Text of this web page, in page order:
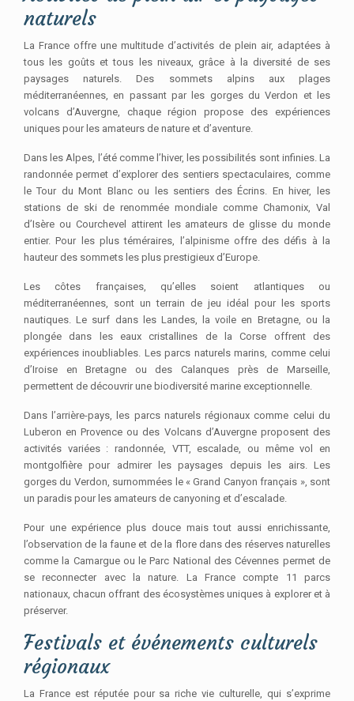
naturels
La France offre une multitude d’activités de plein air, adaptées à
tous les goûts et tous les niveaux, grâce à la diversité de ses
paysages naturels. Des sommets alpins aux plages
méditerranéennes, en passant par les gorges du Verdon et les
volcans d’Auvergne, chaque région propose des expériences
uniques pour les amateurs de nature et d’aventure.
Dans les Alpes, l’été comme l’hiver, les possibilités sont infinies. La
randonnée permet d’explorer des sentiers spectaculaires, comme
le Tour du Mont Blanc ou les sentiers des Écrins. En hiver, les
stations de ski de renommée mondiale comme Chamonix, Val
d’Isère ou Courchevel attirent les amateurs de glisse du monde
entier. Pour les plus téméraires, l’alpinisme offre des défis à la
hauteur des sommets les plus prestigieux d’Europe.
Les côtes françaises, qu’elles soient atlantiques ou
méditerranéennes, sont un terrain de jeu idéal pour les sports
nautiques. Le surf dans les Landes, la voile en Bretagne, ou la
plongée dans les eaux cristallines de la Corse offrent des
expériences inoubliables. Les parcs naturels marins, comme celui
d’Iroise en Bretagne ou des Calanques près de Marseille,
permettent de découvrir une biodiversité marine exceptionnelle.
Dans l’arrière-pays, les parcs naturels régionaux comme celui du
Luberon en Provence ou des Volcans d’Auvergne proposent des
activités variées : randonnée, VTT, escalade, ou même vol en
montgolfière pour admirer les paysages depuis les airs. Les
gorges du Verdon, surnommées le « Grand Canyon français », sont
un paradis pour les amateurs de canyoning et d’escalade.
Pour une expérience plus douce mais tout aussi enrichissante,
l’observation de la faune et de la flore dans des réserves naturelles
comme la Camargue ou le Parc National des Cévennes permet de
se reconnecter avec la nature. La France compte 11 parcs
nationaux, chacun offrant des écosystèmes uniques à explorer et à
préserver.
Festivals et événements culturels
régionaux
La France est réputée pour sa riche vie culturelle, qui s’exprime